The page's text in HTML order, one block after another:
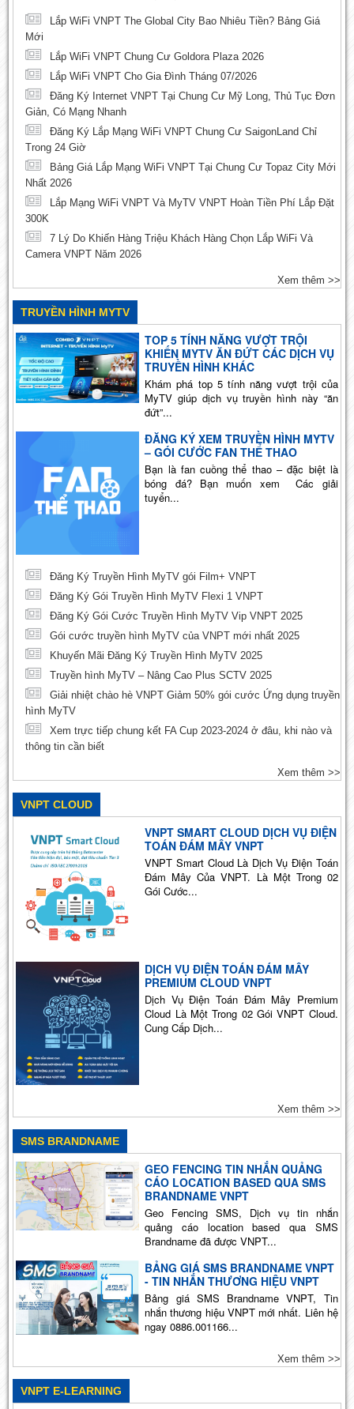
Lắp WiFi VNPT The Global City Bao Nhiêu Tiền? Bảng Giá
Mới
Lắp WiFi VNPT Chung Cư Goldora Plaza 2026
Lắp WiFi VNPT Cho Gia Đình Tháng 07/2026
Đăng Ký Internet VNPT Tại Chung Cư Mỹ Long, Thủ Tục Đơn
Giản, Có Mạng Nhanh
Đăng Ký Lắp Mạng WiFi VNPT Chung Cư SaigonLand Chỉ
Trong 24 Giờ
Bảng Giá Lắp Mạng WiFi VNPT Tại Chung Cư Topaz City Mới
Nhất 2026
Lắp Mạng WiFi VNPT Và MyTV VNPT Hoàn Tiền Phí Lắp Đặt
300K
7 Lý Do Khiến Hàng Triệu Khách Hàng Chọn Lắp WiFi Và
Camera VNPT Năm 2026
Xem thêm >>
TRUYỀN HÌNH MYTV
TOP 5 TÍNH NĂNG VƯỢT TRỘI
KHIẾN MYTV ĂN ĐỨT CÁC DỊCH VỤ
TRUYỀN HÌNH KHÁC
Khám phá top 5 tính năng vượt trội của
MyTV giúp dịch vụ truyền hình này “ăn
đứt”...
ĐĂNG KÝ XEM TRUYỀN HÌNH MYTV
– GÓI CƯỚC FAN THỂ THAO
Bạn là fan cuồng thể thao – đặc biệt là
bóng đá? Bạn muốn xem Các giải
tuyển...
Đăng Ký Truyền Hình MyTV gói Film+ VNPT
Đăng Ký Gói Truyền Hình MyTV Flexi 1 VNPT
Đăng Ký Gói Cước Truyền Hình MyTV Vip VNPT 2025
Gói cước truyền hình MyTV của VNPT mới nhất 2025
Khuyến Mãi Đăng Ký Truyền Hình MyTV 2025
Truyền hình MyTV – Nâng Cao Plus SCTV 2025
Giải nhiệt chào hè VNPT Giảm 50% gói cước Ứng dụng truyền
hình MyTV
Xem trực tiếp chung kết FA Cup 2023-2024 ở đâu, khi nào và
thông tin cần biết
Xem thêm >>
VNPT CLOUD
VNPT SMART CLOUD DỊCH VỤ ĐIỆN
TOÁN ĐÁM MÂY VNPT
VNPT Smart Cloud Là Dịch Vụ Điện Toán
Đám Mây Của VNPT. Là Một Trong 02
Gói Cước...
DỊCH VỤ ĐIỆN TOÁN ĐÁM MÂY
PREMIUM CLOUD VNPT
Dịch Vụ Điện Toán Đám Mây Premium
Cloud Là Một Trong 02 Gói VNPT Cloud.
Cung Cấp Dịch...
Xem thêm >>
SMS BRANDNAME
GEO FENCING TIN NHẮN QUẢNG
CÁO LOCATION BASED QUA SMS
BRANDNAME VNPT
Geo Fencing SMS, Dịch vụ tin nhắn
quảng cáo location based qua SMS
Brandname đã được VNPT...
BẢNG GIÁ SMS BRANDNAME VNPT
- TIN NHẮN THƯƠNG HIỆU VNPT
Bảng giá SMS Brandname VNPT, Tin
nhắn thương hiệu VNPT mới nhất. Liên hệ
ngay 0886.001166...
Xem thêm >>
VNPT E-LEARNING